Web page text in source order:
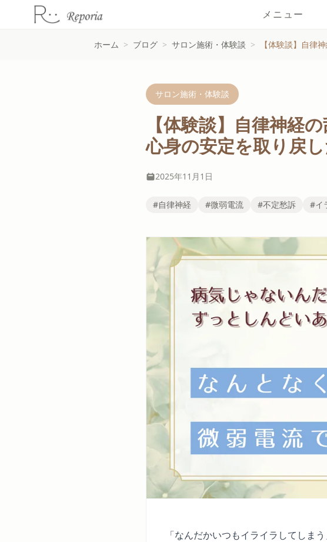
メニュー
ホーム > ブログ > サロン施術・体験談 > 【体験談】自律
サロン施術・体験談
【体験談】自律神経
心身の安定を取り戻
2025年11月1日
#自律神経 #微弱電流 #不定愁訴 #イ
「なんだかいつもイライラしてしま